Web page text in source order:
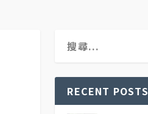
RECENT POSTS